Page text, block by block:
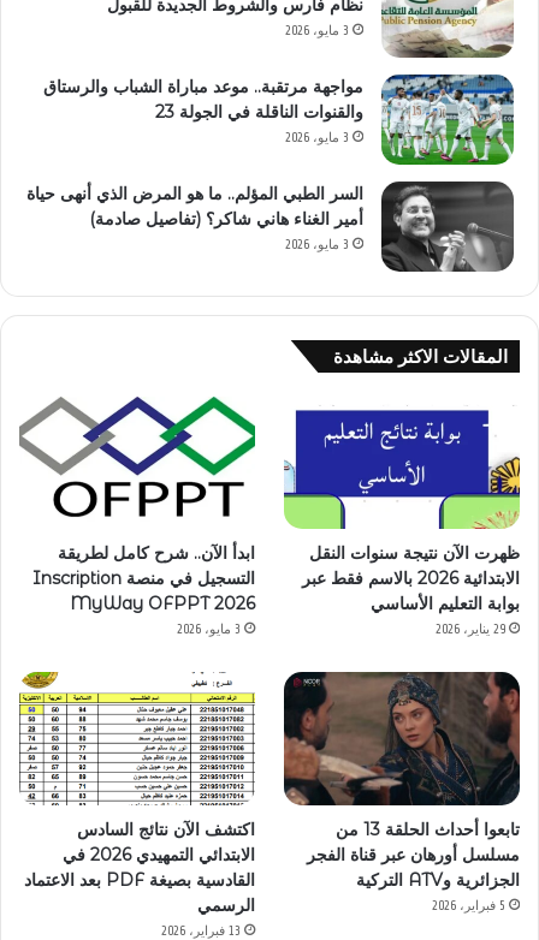
نظام فارس والشروط الجديدة للقبول
3 مايو، 2026
مواجهة مرتقبة.. موعد مباراة الشباب والرستاق
والقنوات الناقلة في الجولة 23
3 مايو، 2026
السر الطبي المؤلم.. ما هو المرض الذي أنهى حياة
أمير الغناء هاني شاكر؟ (تفاصيل صادمة)
3 مايو، 2026
المقالات الاكثر مشاهدة
ظهرت الآن نتيجة سنوات النقل
الابتدائية 2026 بالاسم فقط عبر
بوابة التعليم الأساسي
29 يناير، 2026
ابدأ الآن.. شرح كامل لطريقة
التسجيل في منصة Inscription
MyWay OFPPT 2026
3 مايو، 2026
تابعوا أحداث الحلقة 13 من
مسلسل أورهان عبر قناة الفجر
الجزائرية وATV التركية
5 فبراير، 2026
اكتشف الآن نتائج السادس
الابتدائي التمهيدي 2026 في
القادسية بصيغة PDF بعد الاعتماد
الرسمي
13 فبراير، 2026